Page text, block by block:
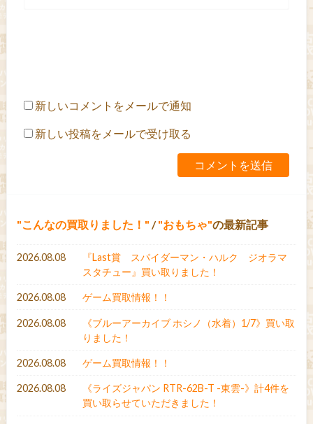
新しいコメントをメールで通知
新しい投稿をメールで受け取る
こんなの買取りました！ / おもちゃ の最新記事
2026.08.08
『Last賞 スパイダーマン・ハルク ジオラマ
スタチュー』買い取りました！
2026.08.08 ゲーム買取情報！！
2026.08.08
《ブルーアーカイブ ホシノ（水着）1/7》買い取
りました！
2026.08.08 ゲーム買取情報！！
2026.08.08
《ライズジャパン RTR-62B-T -東雲-》計4件を
買い取らせていただきました！